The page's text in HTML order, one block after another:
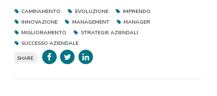
CAMBIAMENTO EVOLUZIONE
IMPRENDO
INNOVAZIONE
MANAGEMENT
MANAGER
MIGLIORAMENTO
STRATEGIE AZIENDALI
SUCCESSO AZIENDALE
SHARE